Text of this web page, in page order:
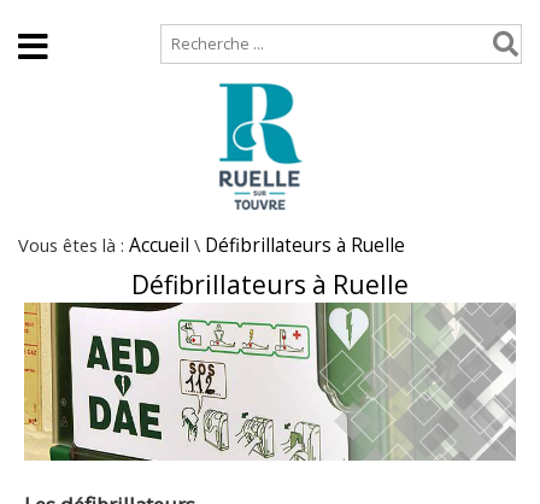
Vous êtes là : Accueil \ Défibrillateurs à Ruelle
Défibrillateurs à Ruelle